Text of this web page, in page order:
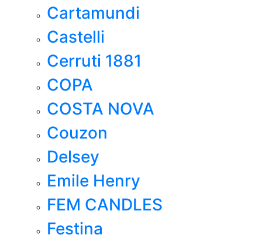
Cartamundi
Castelli
Cerruti 1881
COPA
COSTA NOVA
Couzon
Delsey
Emile Henry
FEM CANDLES
Festina